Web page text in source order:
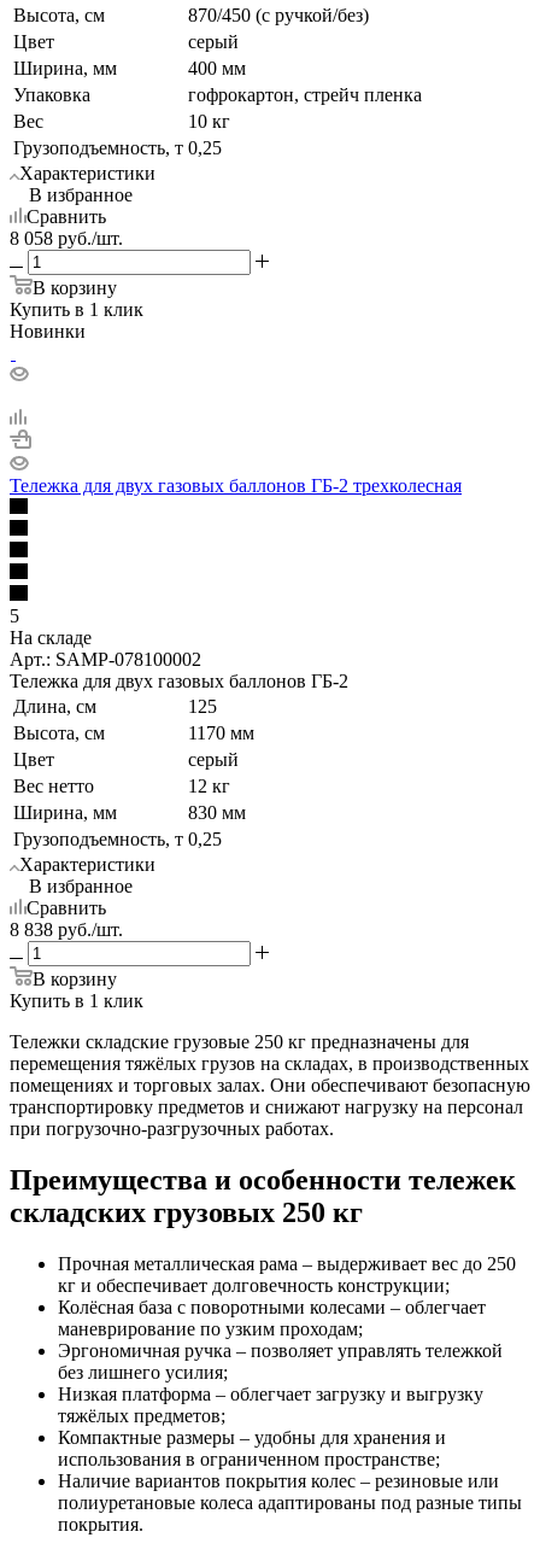
Высота, см
870/450 (с ручкой/без)
Цвет
серый
Ширина, мм
400 мм
Упаковка
гофрокартон, стрейч пленка
Вес
10 кг
Грузоподъемность, т 0,25
Характеристики
В избранное
Сравнить
8 058 руб./шт.
В корзину
Купить в 1 клик
Новинки
Тележка для двух газовых баллонов ГБ-2 трехколесная
5
На складе
Арт.: SAMP-078100002
Тележка для двух газовых баллонов ГБ-2
Длина, см
125
Высота, см
1170 мм
Цвет
серый
Вес нетто
12 кг
Ширина, мм
830 мм
Грузоподъемность, т 0,25
Характеристики
В избранное
Сравнить
8 838 руб./шт.
В корзину
Купить в 1 клик
Тележки складские грузовые 250 кг предназначены для
перемещения тяжёлых грузов на складах, в производственных
помещениях и торговых залах. Они обеспечивают безопасную
транспортировку предметов и снижают нагрузку на персонал
при погрузочно-разгрузочных работах.
Преимущества и особенности тележек
складских грузовых 250 кг
Прочная металлическая рама – выдерживает вес до 250
кг и обеспечивает долговечность конструкции;
Колёсная база с поворотными колесами – облегчает
маневрирование по узким проходам;
Эргономичная ручка – позволяет управлять тележкой
без лишнего усилия;
Низкая платформа – облегчает загрузку и выгрузку
тяжёлых предметов;
Компактные размеры – удобны для хранения и
использования в ограниченном пространстве;
Наличие вариантов покрытия колес – резиновые или
полиуретановые колеса адаптированы под разные типы
покрытия.